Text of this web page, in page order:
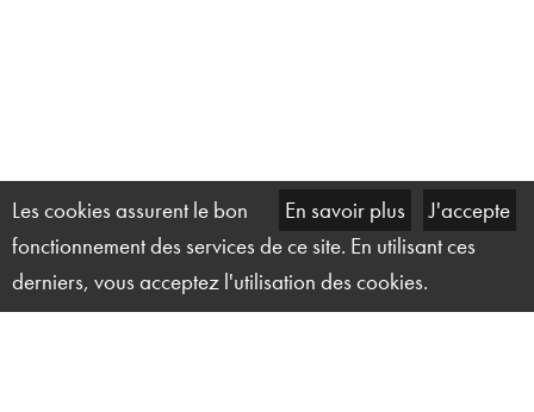
En savoir plus J'accepte
Les cookies assurent le bon
fonctionnement des services de ce site. En utilisant ces
derniers, vous acceptez l'utilisation des cookies.